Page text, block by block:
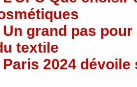
Un grand pas
textile
Paris 2024